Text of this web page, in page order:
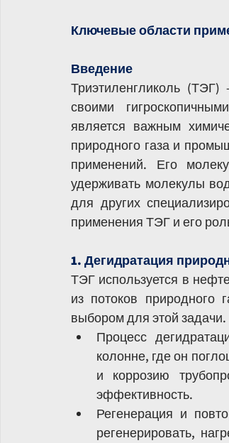
Ключевые области
Введение
Триэтиленгликоль (ТЭГ)
своими
является важным
природного газа и
применений. Его
удерживать молекулы
для других
применения ТЭГ и его
1. Дегидратация
ТЭГ используется в
из потоков природного
выбором для этой задачи.
Процесс
колонне, где он
и коррозию
эффективность.
Регенерация и
регенерировать,